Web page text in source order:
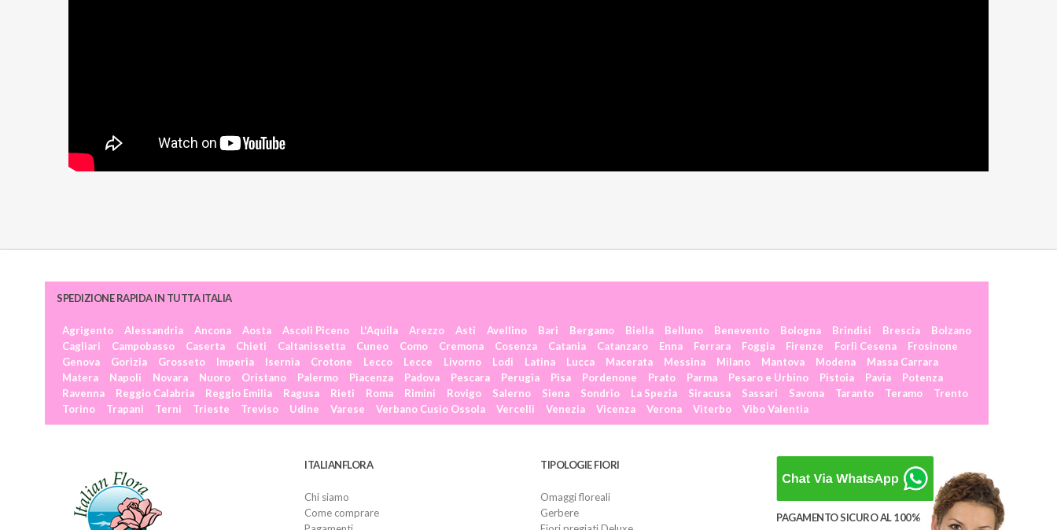
SPEDIZIONE RAPIDA IN TUTTA ITALIA
Agrigento Alessandria Ancona Aosta Ascoli Piceno L'Aquila Arezzo Asti Avellino Bari Bergamo Biella Belluno Benevento Bologna Brindisi Brescia
Bolzano
Cagliari
Campobasso Caserta Chieti Caltanissetta Cuneo Como Cremona Cosenza Catania Catanzaro Enna Ferrara Foggia Firenze Forlì Cesena
Frosinone
Genova
Gorizia Grosseto Imperia Isernia Crotone Lecco Lecce Livorno Lodi Latina Lucca Macerata Messina Milano Mantova Modena
Massa Carrara
Matera
Napoli Novara Nuoro Oristano Palermo Piacenza Padova Pescara Perugia Pisa Pordenone Prato Parma Pesaro e Urbino Pistoia Pavia
Potenza
Ravenna
Reggio Calabria Reggio Emilia Ragusa Rieti Roma Rimini Rovigo Salerno Siena Sondrio La Spezia Siracusa Sassari Savona Taranto Teramo
Trento
Torino
Trapani Terni Trieste Treviso Udine Varese Verbano Cusio Ossola Vercelli Venezia Vicenza Verona Viterbo Vibo Valentia
ITALIANFLORA
Chi siamo
Come comprare
TIPOLOGIE FIORI
Omaggi floreali
Gerbere
PAGAMENTO SICURO AL 100%